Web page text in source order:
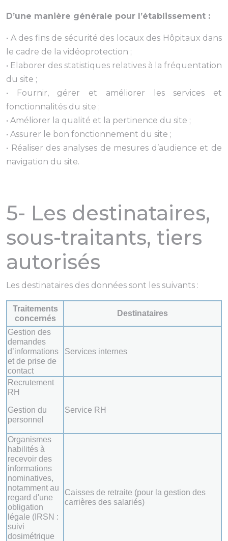
D’une manière générale pour l’établissement :
• A des fins de sécurité des locaux des Hôpitaux dans
le cadre de la vidéoprotection ;
• Elaborer des statistiques relatives à la fréquentation
du site ;
• Fournir, gérer et améliorer les services et
fonctionnalités du site ;
• Améliorer la qualité et la pertinence du site ;
• Assurer le bon fonctionnement du site ;
• Réaliser des analyses de mesures d’audience et de
navigation du site.
5- Les destinataires,
sous-traitants, tiers
autorisés
Les destinataires des données sont les suivants :
Traitements
concernés
Destinataires
Gestion des
demandes
d’informations
et de prise de
contact
Services internes
Recrutement
RH
Gestion du
personnel
Service RH
Organismes
habilités à
recevoir des
informations
nominatives,
notamment au
regard d'une
obligation
légale (IRSN :
suivi
dosimétrique
Caisses de retraite (pour la gestion des
carrières des salariés)